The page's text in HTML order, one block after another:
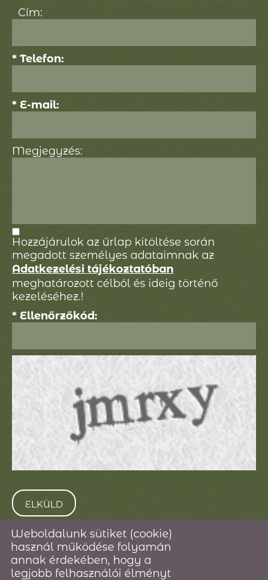
Cím:
* Telefon:
* E-mail:
Megjegyzés:
Hozzájárulok az űrlap kitöltése során
megadott személyes adataimnak az
Adatkezelési tájékoztatóban
meghatározott célból és ideig történő
kezeléséhez.!
* Ellenőrzőkód:
© 2026 - Staffetta Linea Kft
Weboldalunk sütiket (cookie)
használ működése folyamán
annak érdekében, hogy a
legjobb felhasználói élményt